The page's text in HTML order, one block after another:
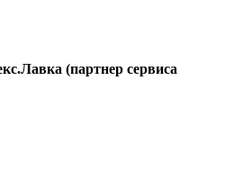
(партнер сервиса